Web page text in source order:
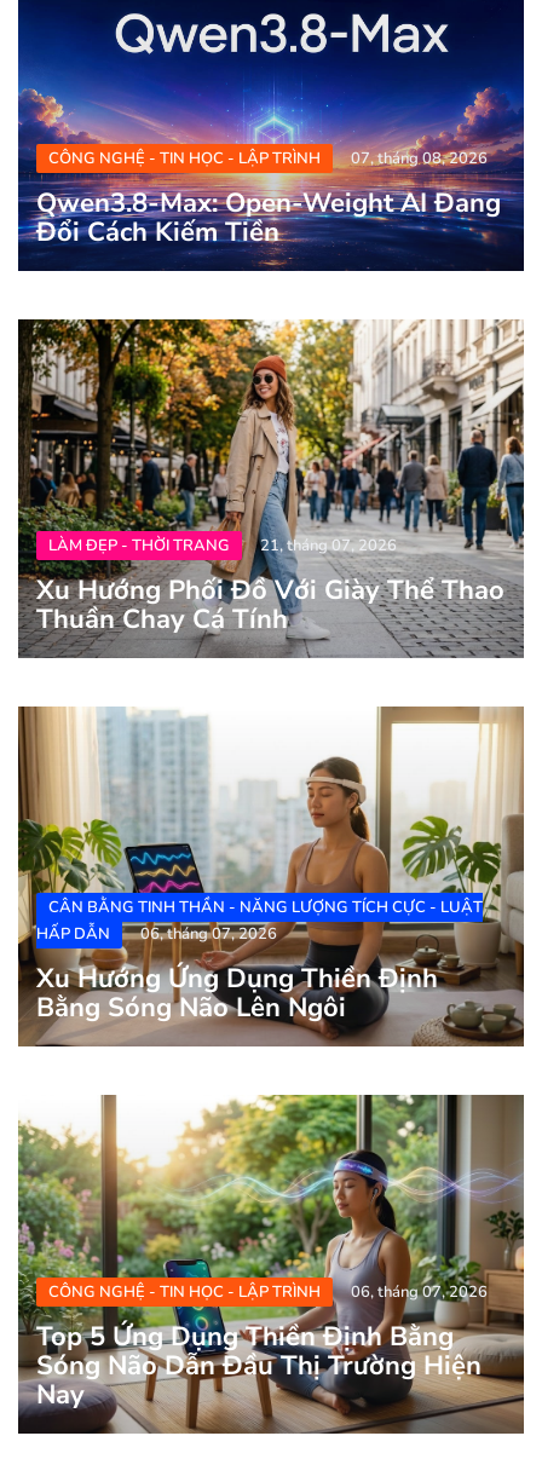
CÔNG NGHỆ - TIN HỌC - LẬP TRÌNH 07, tháng 08, 2026
Qwen3.8-Max: Open-Weight AI Đang
Đổi Cách Kiếm Tiền
LÀM ĐẸP - THỜI TRANG 21, tháng 07, 2026
Xu Hướng Phối Đồ Với Giày Thể Thao
Thuần Chay Cá Tính
CÂN BẰNG TINH THẦN - NĂNG LƯỢNG TÍCH CỰC - LUẬT
HẤP DẪN
06, tháng 07, 2026
Xu Hướng Ứng Dụng Thiền Định
Bằng Sóng Não Lên Ngôi
CÔNG NGHỆ - TIN HỌC - LẬP TRÌNH 06, tháng 07, 2026
Top 5 Ứng Dụng Thiền Định Bằng
Sóng Não Dẫn Đầu Thị Trường Hiện
Nay